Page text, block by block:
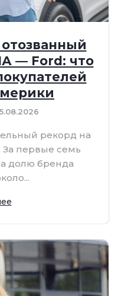
— Ford: что
рекорд на
первые семь
долю бренда